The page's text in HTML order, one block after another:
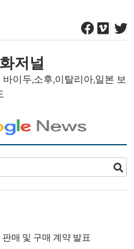
저널
이두,소후,이탈리아,일본 보
판매 및 구매 계약 발표